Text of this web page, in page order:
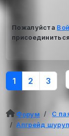
Пожалуйста
1 2 3
Форум
С
Апгрейд